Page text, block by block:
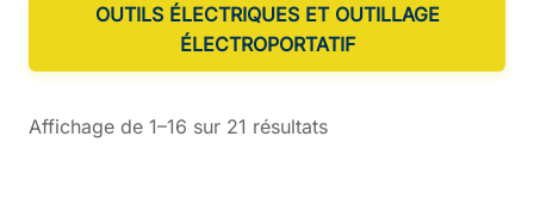
OUTILS ÉLECTRIQUES ET OUTILLAGE
ÉLECTROPORTATIF
Affichage de 1–16 sur 21 résultats